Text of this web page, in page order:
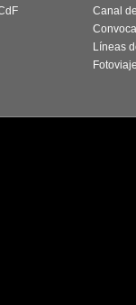
Canal
Líneas